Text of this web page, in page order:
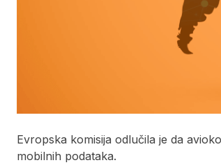
Evropska komisija odlučila je da
mobilnih podataka.